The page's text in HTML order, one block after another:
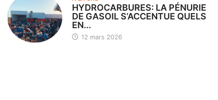
HYDROCARBURES: LA PÉNURIE
DE GASOIL S’ACCENTUE QUELS
EN...
12 mars 2026